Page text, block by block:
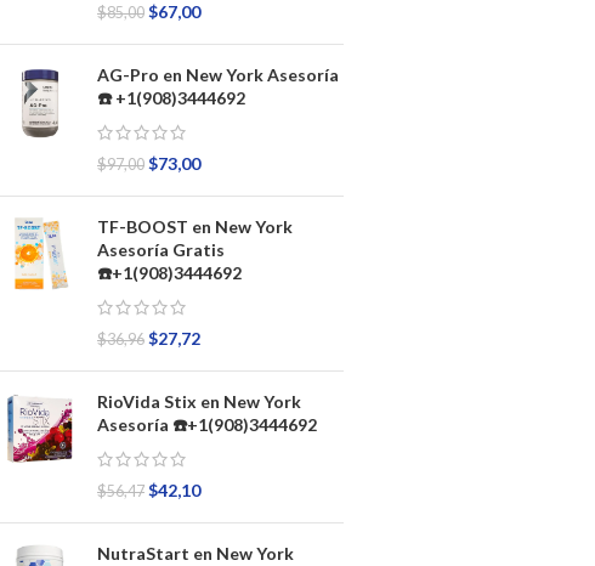
$85,00 $67,00
AG-Pro en New York Asesoría
☎️ +1(908)3444692
$97,00 $73,00
TF-BOOST en New York
Asesoría Gratis
☎️+1(908)3444692
$36,96 $27,72
RioVida Stix en New York
Asesoría ☎️+1(908)3444692
$56,47 $42,10
NutraStart en New York